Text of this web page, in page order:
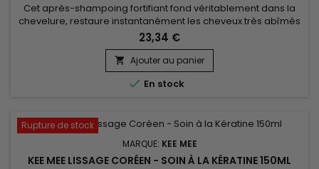
Cet après-shampoing fortifiant fond véritablement dans la
chevelure, restaure instantanément les cheveux très abîmés
et les enveloppe d’un film protecteur facilitant le démêlage,
redonnant douceur, éclat et discipline jusqu’aux
pointes.&nbsp; Em2h Après-Shampoing Fortifiant renforce,
nourrit&nbsp;et redonne vitalité grâce à sa formule enrichie
en huiles...
23,34 €
 Ajouter au panier
 En stock
Rupture de stock
MARQUE: KEE MEE
KEE MEE LISSAGE CORÉEN - SOIN À LA KÉRATINE 150ML